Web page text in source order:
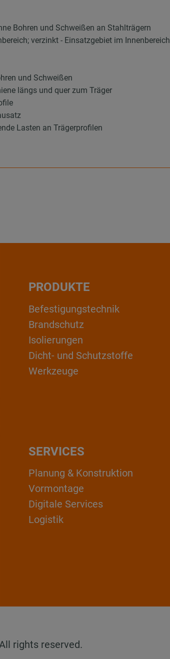
Bohren und Schweißen an Stahlträgern
verzinkt - Einsatzgebiet im Innenbereich
und Schweißen
längs und quer zum Träger
Lasten an Trägerprofilen
PRODUKTE
Befestigungstechnik
Brandschutz
Isolierungen
Dicht- und Schutzstoffe
Werkzeuge
SERVICES
Planung & Konstruktion
Vormontage
Digitale Services
Logistik
rights reserved.